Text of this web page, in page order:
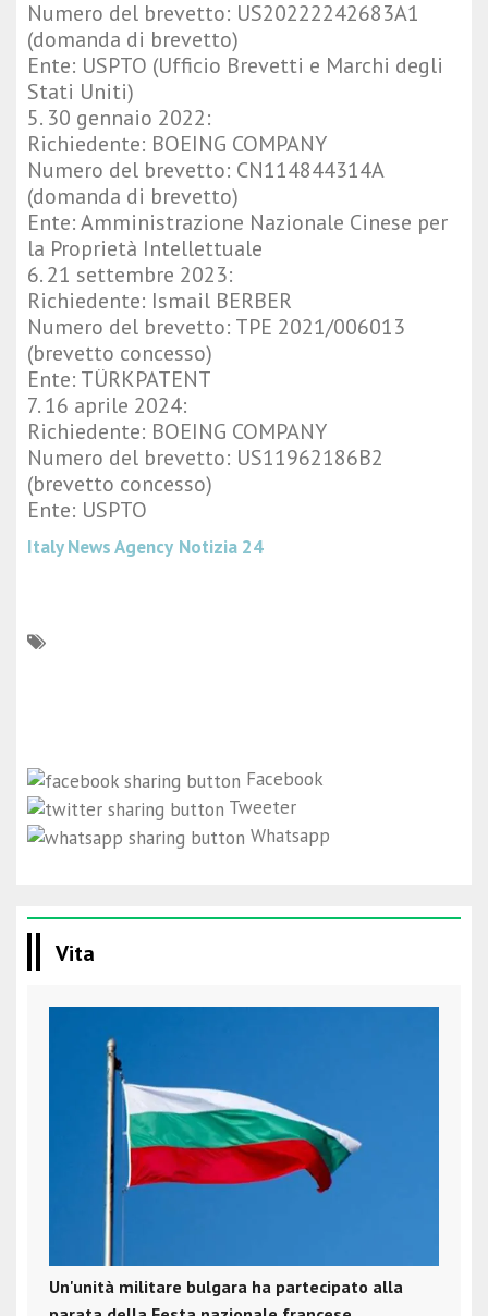
Numero del brevetto: US20222242683A1
(domanda di brevetto)
Ente: USPTO (Ufficio Brevetti e Marchi degli
Stati Uniti)
5. 30 gennaio 2022:
Richiedente: BOEING COMPANY
Numero del brevetto: CN114844314A
(domanda di brevetto)
Ente: Amministrazione Nazionale Cinese per
la Proprietà Intellettuale
6. 21 settembre 2023:
Richiedente: Ismail BERBER
Numero del brevetto: TPE 2021/006013
(brevetto concesso)
Ente: TÜRKPATENT
7. 16 aprile 2024:
Richiedente: BOEING COMPANY
Numero del brevetto: US11962186B2
(brevetto concesso)
Ente: USPTO
Italy News Agency Notizia 24
Facebook
Tweeter
Whatsapp
Vita
Un'unità militare bulgara ha partecipato alla